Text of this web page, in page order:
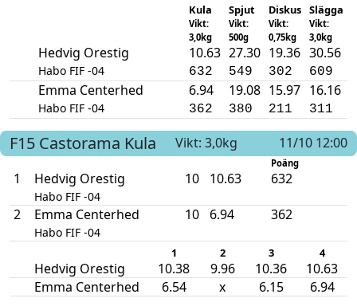
Kula
Vikt:
3,0kg
Spjut
Vikt:
500g
Diskus
Vikt:
0,75kg
Slägga
Vikt:
3,0kg
Hedvig Orestig
Habo FIF -04
10.63
632
27.30
549
19.36
302
30.56
609
Emma Centerhed
Habo FIF -04
6.94
362
19.08
380
15.97
211
16.16
311
F15 Castorama Kula Vikt: 3,0kg 11/10 12:00
Poäng
1 Hedvig Orestig
Habo FIF -04
10 10.63 632
2 Emma Centerhed
Habo FIF -04
10 6.94 362
1 2 3 4
Hedvig Orestig 10.38 9.96 10.36
10.63
Emma Centerhed
6.54 x 6.15 6.94